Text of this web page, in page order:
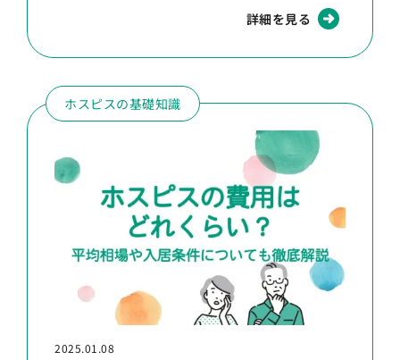
詳細を見る
ホスピスの基礎知識
2025.01.08